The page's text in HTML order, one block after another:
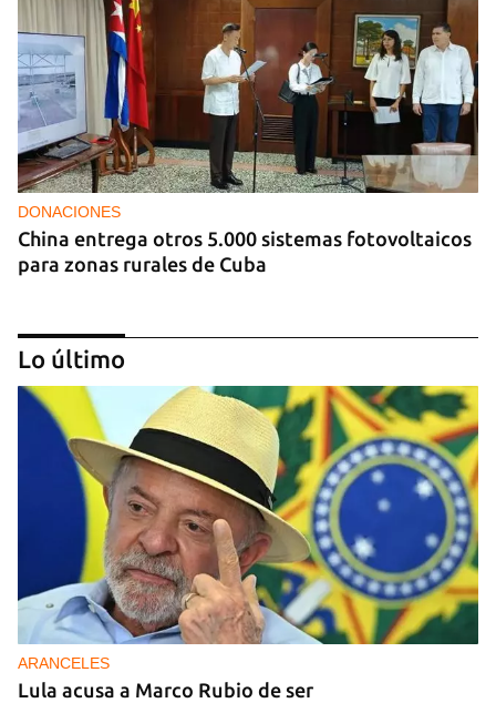
DONACIONES
China entrega otros 5.000 sistemas fotovoltaicos
para zonas rurales de Cuba
MASONES
Un centenar de masones frustran el intento del
Gobierno de apartar al líder del Supremo Consejo
Lo último
ARANCELES
Lula acusa a Marco Rubio de ser